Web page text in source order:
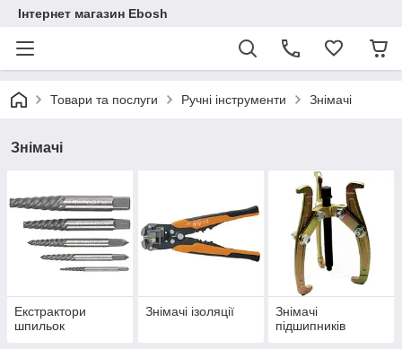
Інтернет магазин Ebosh
Товари та послуги Ручні інструменти Знімачі
Знімачі
Екстрактори
шпильок
Знімачі ізоляції
Знімачі
підшипників